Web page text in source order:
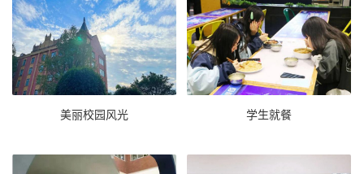
美丽校园风光 学生就餐